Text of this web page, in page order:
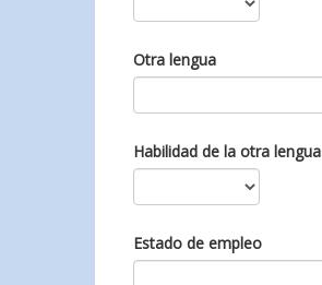
Otra lengua
Habilidad de la otra lengua
Estado de empleo